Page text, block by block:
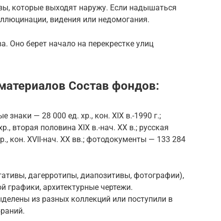
которые выходят наружу. Если надышаться
видения или недомогания.
Оно берет начало на перекрестке улиц
Состав фондов:
знаки — 28 000 ед. хр., кон. XIX в.-1990 г.;
вторая половина XIX в.-нач. XX в.; русская
кон. XVII-нач. XX вв.; фотодокументы — 133 284
дагерротипы, диапозитивы, фотографии),
графики, архитектурные чертежи.
из разных коллекций или поступили в